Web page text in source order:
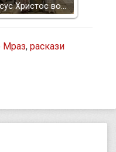
Христос во…
Мраз, раскази